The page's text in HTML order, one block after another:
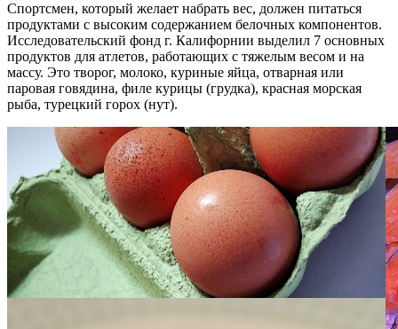
Спортсмен, который желает набрать вес, должен питаться
продуктами с высоким содержанием белочных компонентов.
Исследовательский фонд г. Калифорнии выделил 7 основных
продуктов для атлетов, работающих с тяжелым весом и на
массу. Это творог, молоко, куриные яйца, отварная или
паровая говядина, филе курицы (грудка), красная морская
рыба, турецкий горох (нут).